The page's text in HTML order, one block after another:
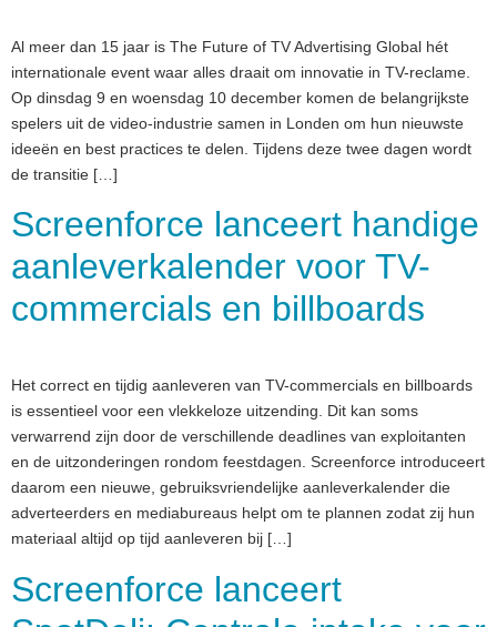
Al meer dan 15 jaar is The Future of TV Advertising Global hét
internationale event waar alles draait om innovatie in TV-reclame.
Op dinsdag 9 en woensdag 10 december komen de belangrijkste
spelers uit de video-industrie samen in Londen om hun nieuwste
ideeën en best practices te delen. Tijdens deze twee dagen wordt
de transitie […]
Screenforce lanceert handige
aanleverkalender voor TV-
commercials en billboards
Het correct en tijdig aanleveren van TV-commercials en billboards
is essentieel voor een vlekkeloze uitzending. Dit kan soms
verwarrend zijn door de verschillende deadlines van exploitanten
en de uitzonderingen rondom feestdagen. Screenforce introduceert
daarom een nieuwe, gebruiksvriendelijke aanleverkalender die
adverteerders en mediabureaus helpt om te plannen zodat zij hun
materiaal altijd op tijd aanleveren bij […]
Screenforce lanceert